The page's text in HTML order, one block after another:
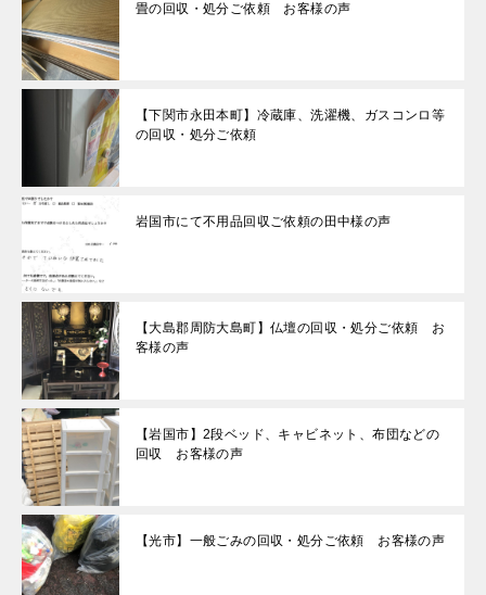
畳の回収・処分ご依頼 お客様の声
【下関市永田本町】冷蔵庫、洗濯機、ガスコンロ等
の回収・処分ご依頼
岩国市にて不用品回収ご依頼の田中様の声
【大島郡周防大島町】仏壇の回収・処分ご依頼 お
客様の声
【岩国市】2段ベッド、キャビネット、布団などの
回収 お客様の声
【光市】一般ごみの回収・処分ご依頼 お客様の声